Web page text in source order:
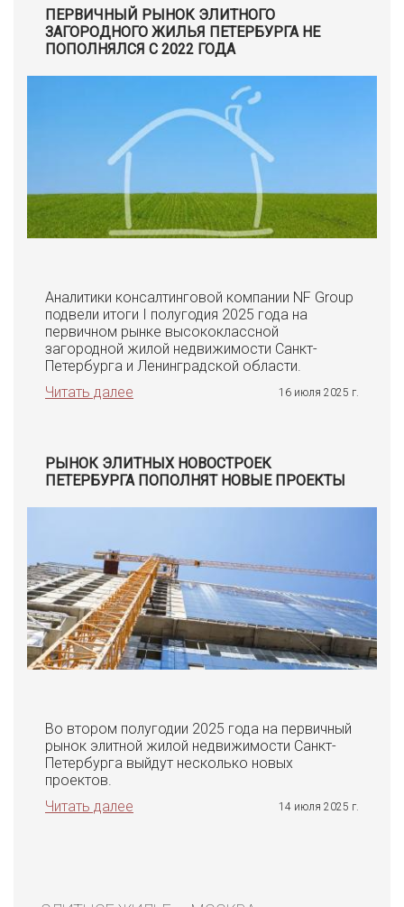
ПЕРВИЧНЫЙ РЫНОК ЭЛИТНОГО
ЗАГОРОДНОГО ЖИЛЬЯ ПЕТЕРБУРГА НЕ
ПОПОЛНЯЛСЯ С 2022 ГОДА
Аналитики консалтинговой компании NF Group
подвели итоги I полугодия 2025 года на
первичном рынке высококлассной
загородной жилой недвижимости Санкт-
Петербурга и Ленинградской области.
Читать далее
16 июля 2025 г.
РЫНОК ЭЛИТНЫХ НОВОСТРОЕК
ПЕТЕРБУРГА ПОПОЛНЯТ НОВЫЕ ПРОЕКТЫ
Во втором полугодии 2025 года на первичный
рынок элитной жилой недвижимости Санкт-
Петербурга выйдут несколько новых
проектов.
Читать далее
14 июля 2025 г.